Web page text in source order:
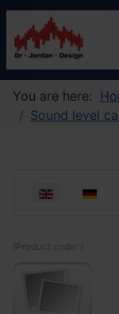
You are here:
Sound level
Select your
(Product code: )